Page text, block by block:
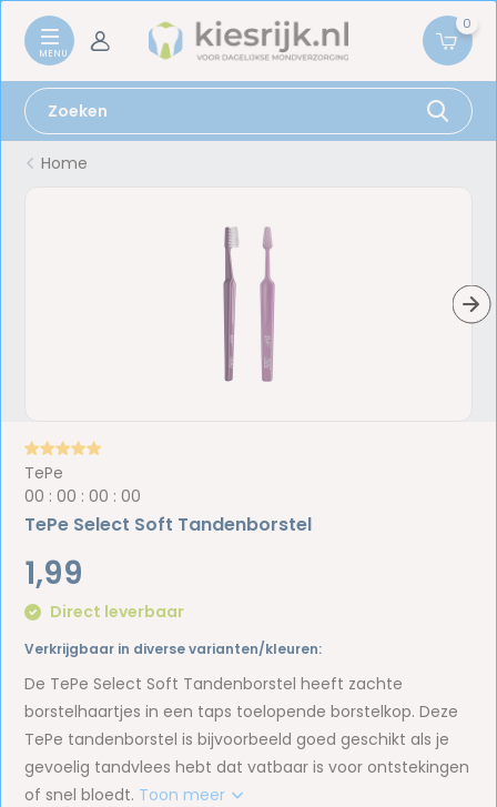
0
Home
TePe
00 :00 :00 :00
TePe Select Soft Tandenborstel
1,99
Direct leverbaar
Verkrijgbaar in diverse varianten/kleuren:
De TePe Select Soft Tandenborstel heeft zachte
borstelhaartjes in een taps toelopende borstelkop. Deze
TePe tandenborstel is bijvoorbeeld goed geschikt als je
gevoelig tandvlees hebt dat vatbaar is voor ontstekingen
of snel bloedt. Toon meer